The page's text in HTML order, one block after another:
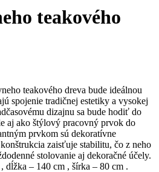
teakového
teakového dreva bude ideálnou
spojenie tradičnej estetiky a vysokej
dizajnu sa bude hodiť do
aj ako štýlový pracovný prvok do
prvkom sú dekoratívne
zaisťuje stabilitu, čo z neho
stolovanie aj dekoračné účely.
dĺžka – 140 cm , šírka – 80 cm .